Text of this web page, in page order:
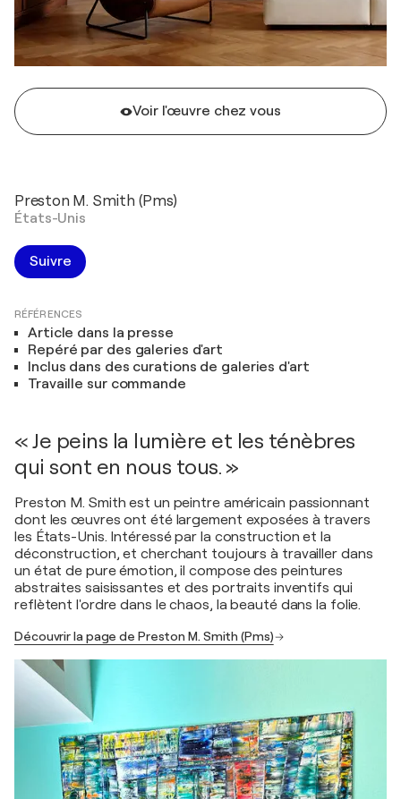
Voir l'œuvre chez vous
Preston M. Smith (Pms)
États-Unis
Suivre
RÉFÉRENCES
Article dans la presse
Repéré par des galeries d'art
Inclus dans des curations de galeries d'art
Travaille sur commande
« Je peins la lumière et les ténèbres
qui sont en nous tous. »
Preston M. Smith est un peintre américain passionnant
dont les œuvres ont été largement exposées à travers
les États-Unis. Intéressé par la construction et la
déconstruction, et cherchant toujours à travailler dans
un état de pure émotion, il compose des peintures
abstraites saisissantes et des portraits inventifs qui
reflètent l'ordre dans le chaos, la beauté dans la folie.
Découvrir la page de Preston M. Smith (Pms)